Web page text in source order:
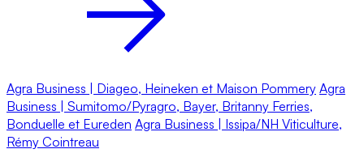
Agra Business | Diageo, Heineken et Maison Pommery Agra
Business | Sumitomo/Pyragro, Bayer, Britanny Ferries,
Bonduelle et Eureden Agra Business | Issipa/NH Viticulture,
Rémy Cointreau